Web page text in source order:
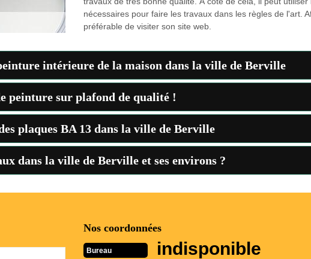
nécessaires pour faire les travaux dans les règles de l'art.
préférable de visiter son site web.
intérieure de la maison dans la ville de Berville
peinture sur plafond de qualité !
plaques BA 13 dans la ville de Berville
dans la ville de Berville et ses environs ?
Nos coordonnées
Bureau indisponible